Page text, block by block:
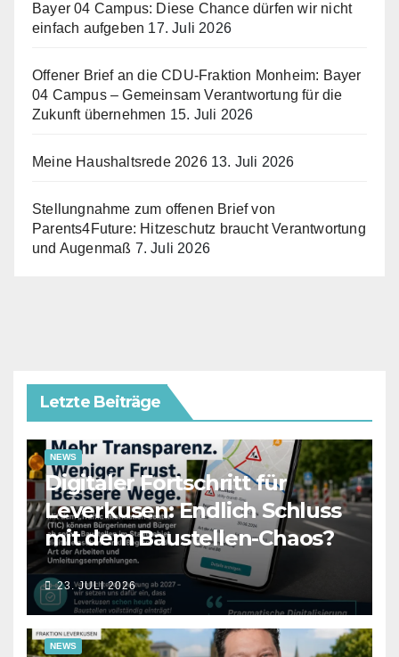
Bayer 04 Campus: Diese Chance dürfen wir nicht
einfach aufgeben 17. Juli 2026
Offener Brief an die CDU-Fraktion Monheim: Bayer
04 Campus – Gemeinsam Verantwortung für die
Zukunft übernehmen 15. Juli 2026
Meine Haushaltsrede 2026 13. Juli 2026
Stellungnahme zum offenen Brief von
Parents4Future: Hitzeschutz braucht Verantwortung
und Augenmaß 7. Juli 2026
Letzte Beiträge
NEWS
Digitaler Fortschritt für
Leverkusen: Endlich Schluss
mit dem Baustellen-Chaos?
23. JULI 2026
NEWS